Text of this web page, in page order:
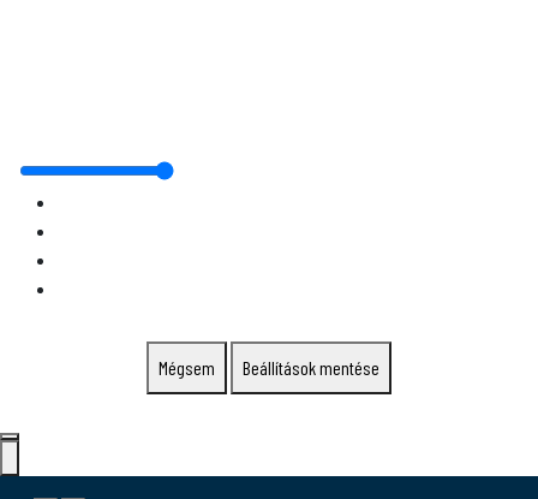
Mégsem Beállítások mentése